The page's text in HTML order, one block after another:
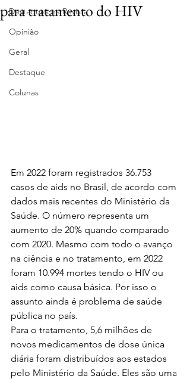
Destaques na Revista
Opinião
Geral
Destaque
Colunas
para tratamento do HIV
Em 2022 foram registrados 36.753
casos de aids no Brasil, de acordo com
dados mais recentes do Ministério da
Saúde. O número representa um
aumento de 20% quando comparado
com 2020. Mesmo com todo o avanço
na ciência e no tratamento, em 2022
foram 10.994 mortes tendo o HIV ou
aids como causa básica. Por isso o
assunto ainda é problema de saúde
pública no país.
Para o tratamento, 5,6 milhões de
novos medicamentos de dose única
diária foram distribuídos aos estados
pelo Ministério da Saúde. Eles são uma